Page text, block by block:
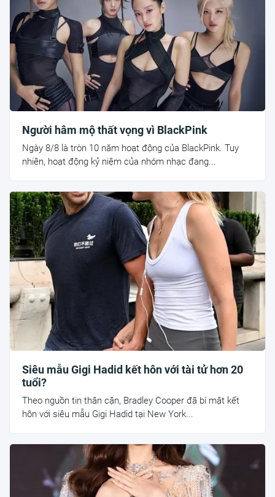
Người hâm mộ thất vọng vì BlackPink
Ngày 8/8 là tròn 10 năm hoạt động của BlackPink. Tuy
nhiên, hoạt động kỷ niệm của nhóm nhạc đang...
Siêu mẫu Gigi Hadid kết hôn với tài tử hơn 20
tuổi?
Theo nguồn tin thân cận, Bradley Cooper đã bí mật kết
hôn với siêu mẫu Gigi Hadid tại New York...